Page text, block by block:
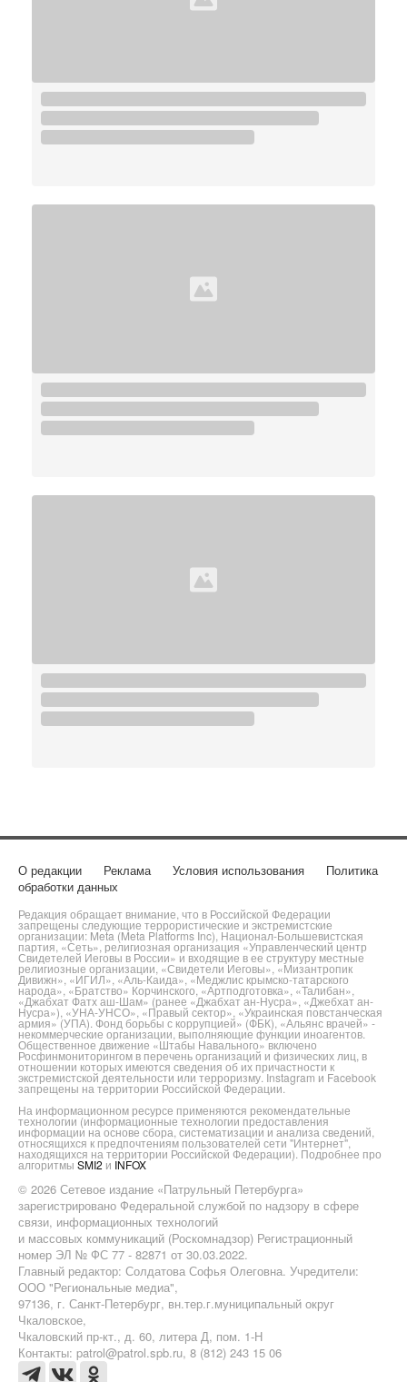
О редакции Реклама Условия использования
Политика
обработки данных
Редакция обращает внимание, что в Российской Федерации
запрещены следующие террористические и экстремистские
организации: Meta (Meta Platforms Inc), Национал-Большевистская
партия, «Сеть», религиозная организация «Управленческий центр
Свидетелей Иеговы в России» и входящие в ее структуру местные
религиозные организации, «Свидетели Иеговы», «Мизантропик
Дивижн», «ИГИЛ», «Аль-Каида», «Меджлис крымско-татарского
народа», «Братство» Корчинского, «Артподготовка», «Талибан»,
«Джабхат Фатх аш-Шам» (ранее «Джабхат ан-Нусра», «Джебхат ан-
Нусра»), «УНА-УНСО», «Правый сектор», «Украинская повстанческая
армия» (УПА). Фонд борьбы с коррупцией» (ФБК), «Альянс врачей» -
некоммерческие организации, выполняющие функции иноагентов.
Общественное движение «Штабы Навального» включено
Росфинмониторингом в перечень организаций и физических лиц, в
отношении которых имеются сведения об их причастности к
экстремистской деятельности или терроризму. Instagram и Facebook
запрещены на территории Российской Федерации.
На информационном ресурсе применяются рекомендательные
технологии (информационные технологии предоставления
информации на основе сбора, систематизации и анализа сведений,
относящихся к предпочтениям пользователей сети "Интернет",
находящихся на территории Российской Федерации). Подробнее про
алгоритмы SMI2 и INFOX
© 2026 Сетевое издание «Патрульный Петербурга»
зарегистрировано Федеральной службой по надзору в сфере
связи, информационных технологий
и массовых коммуникаций (Роскомнадзор) Регистрационный
номер ЭЛ № ФС 77 - 82871 от 30.03.2022.
Главный редактор: Солдатова Софья Олеговна. Учредители:
ООО "Региональные медиа",
97136, г. Санкт-Петербург, вн.тер.г.муниципальный округ
Чкаловское,
Чкаловский пр-кт., д. 60, литера Д, пом. 1-Н
Контакты: patrol@patrol.spb.ru, 8 (812) 243 15 06